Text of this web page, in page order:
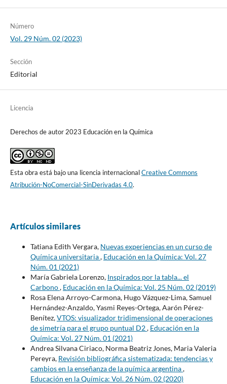
Número
Vol. 29 Núm. 02 (2023)
Sección
Editorial
Licencia
Derechos de autor 2023 Educación en la Química
Esta obra está bajo una licencia internacionalCreative Commons
Atribución-NoComercial-SinDerivadas 4.0.
Artículos similares
Tatiana Edith Vergara, Nuevas experiencias en un curso de
Química universitaria, Educación en la Química: Vol. 27
Núm. 01 (2021)
María Gabriela Lorenzo, Inspirados por la tabla... el
Carbono, Educación en la Química: Vol. 25 Núm. 02 (2019)
Rosa Elena Arroyo-Carmona, Hugo Vázquez-Lima, Samuel
Hernández-Anzaldo, Yasmi Reyes-Ortega, Aarón Pérez-
Benítez,VTOS: visualizador tridimensional de operaciones
de simetría para el grupo puntual D2, Educación en la
Química: Vol. 27 Núm. 01 (2021)
Andrea Silvana Ciriaco, Norma Beatriz Jones, Maria Valeria
Pereyra, Revisión bibliográfica sistematizada: tendencias y
cambios en la enseñanza de la química argentina,
Educación en la Química: Vol. 26 Núm. 02 (2020)